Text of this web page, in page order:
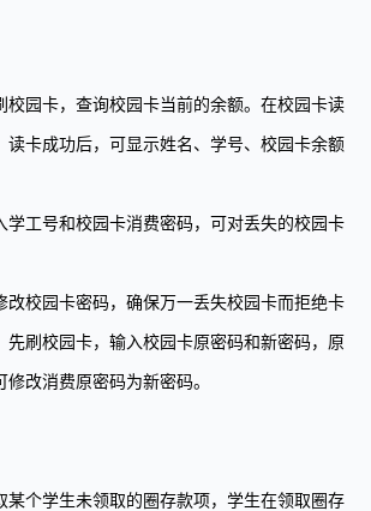
校园卡，查询校园卡当前的余额。在校园卡读
读卡成功后，可显示姓名、学号、校园卡余额
学工号和校园卡消费密码，可对丢失的校园卡
改校园卡密码，确保万一丢失校园卡而拒绝卡
先刷校园卡，输入校园卡原密码和新密码，原
改消费原密码为新密码。
某个学生未领取的圈存款项，学生在领取圈存